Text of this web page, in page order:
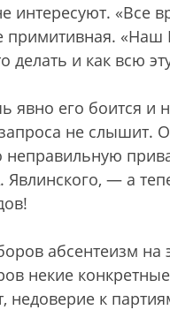
«Все
примитивная.
и как всю
его боится и
не слышит.
неправильную
Явлинского, — а
абсентеизм на
некие
недоверие к